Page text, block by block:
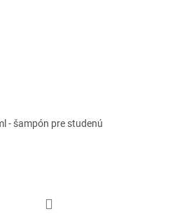
- šampón pre studenú